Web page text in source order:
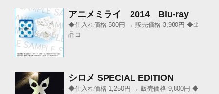
アニメミライ 2014 Blu-ray
◆仕入れ価格 500円 → 販売価格 3,980円 ◆出
品コ
シロメ SPECIAL EDITION
◆仕入れ価格 1,250円 → 販売価格 9,800円 ◆